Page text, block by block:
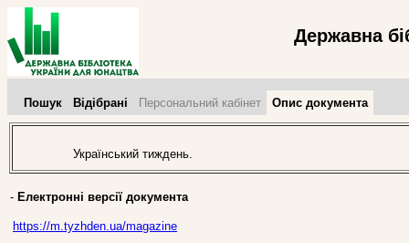
Державна
Пошук Відібрані Персональний кабінет Опис документа
Український тиждень.
- Електронні версії документа
https://m.tyzhden.ua/magazine